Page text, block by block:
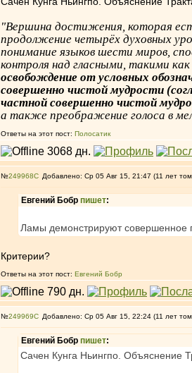
"Вершина достижения, которая
продолжение четырёх духовных
понимание языков шести миров,
контроля над гласными, такими
освобождение от условных
совершенно чистой мудрости
частной совершенно чистой
а также преображение голоса в
Ответы на этот пост: Полосатик
№249968 Добавлено: Ср 05 Авг 15, 21:47 (11 лет
Евгений Бобр пишет:
Ламы демонстрируют совершенное
Критерии?
Ответы на этот пост: Евгений Бобр
№249969 Добавлено: Ср 05 Авг 15, 22:24 (11 лет
Евгений Бобр пишет:
Сачен Кунга Ньингпо. Объяснение